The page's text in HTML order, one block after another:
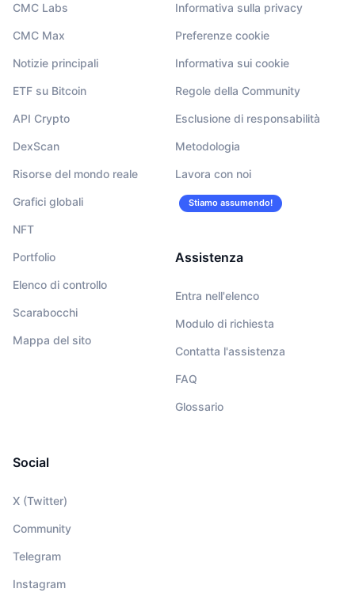
CMC Labs
CMC Max
Notizie principali
ETF su Bitcoin
API Crypto
DexScan
Risorse del mondo reale
Grafici globali
NFT
Portfolio
Elenco di controllo
Scarabocchi
Mappa del sito
Informativa sulla privacy
Preferenze cookie
Informativa sui cookie
Regole della Community
Esclusione di responsabilità
Metodologia
Lavora con noi
Stiamo assumendo!
Assistenza
Entra nell'elenco
Modulo di richiesta
Contatta l'assistenza
FAQ
Glossario
Social
X (Twitter)
Community
Telegram
Instagram